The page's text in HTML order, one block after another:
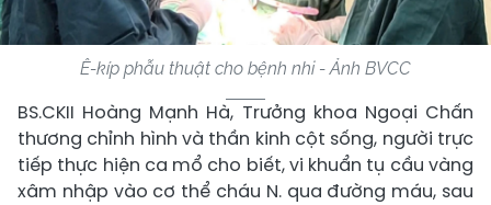
Ê-kíp phẫu thuật cho bệnh nhi - Ảnh BVCC
BS.CKII Hoàng Mạnh Hà, Trưởng khoa Ngoại Chấn
thương chỉnh hình và thần kinh cột sống, người trực
tiếp thực hiện ca mổ cho biết, vi khuẩn tụ cầu vàng
xâm nhập vào cơ thể cháu N. qua đường máu, sau